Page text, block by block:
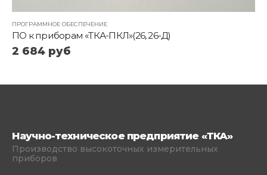
ПРОГРАММНОЕ ОБЕСПЕЧЕНИЕ
ПО к приборам «ТКА-ПКЛ»(26, 26-Д)
2 684 руб
Научно-техническое предприятие «ТКА»
Производство высокоточных измерительных
приборов